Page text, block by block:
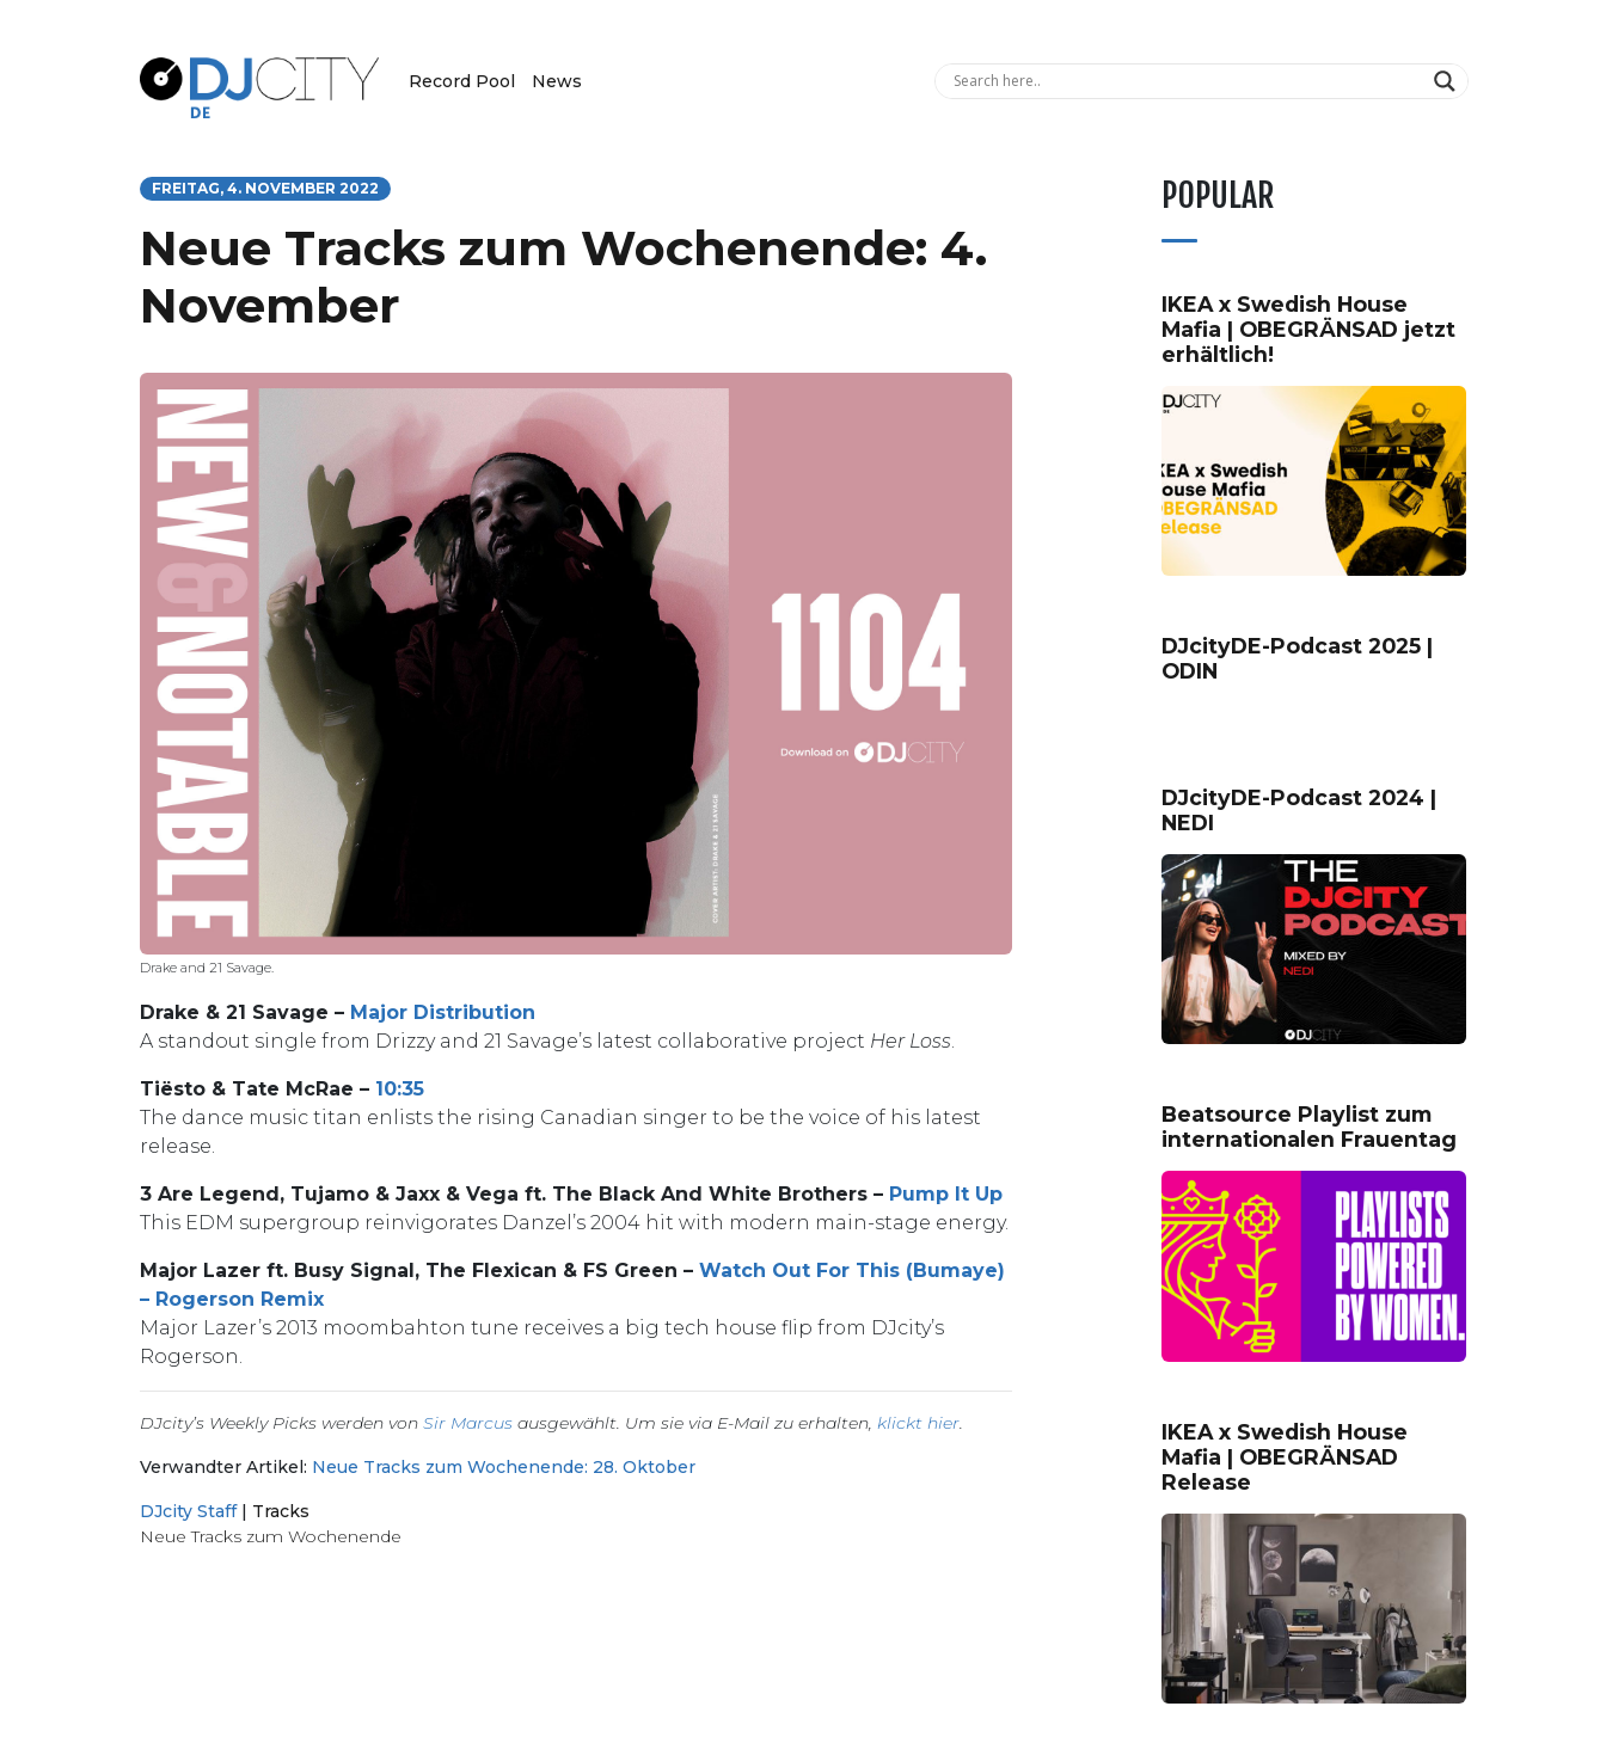
Record Pool News
FREITAG, 4. NOVEMBER 2022
Neue Tracks zum Wochenende: 4.
November
Drake and 21 Savage.
Drake & 21 Savage – Major Distribution
A standout single from Drizzy and 21 Savage’s latest collaborative project Her Loss
Tiësto & Tate McRae – 10:35
The dance music titan enlists the rising Canadian singer to be the voice of his latest
release.
3 Are Legend, Tujamo & Jaxx & Vega ft. The Black And White Brothers – Pump It Up
This EDM supergroup reinvigorates Danzel’s 2004 hit with modern main-stage energy.
Major Lazer ft. Busy Signal, The Flexican & FS Green – Watch Out For This (Bumaye)
– Rogerson Remix
Major Lazer’s 2013 moombahton tune receives a big tech house flip from DJcity’s
Rogerson.
DJcity’s Weekly Picks werden von Sir Marcus ausgewählt. Um sie via E-Mail zu erhalten, klickt hier.
Verwandter Artikel: Neue Tracks zum Wochenende: 28. Oktober
DJcity Staff | Tracks
Neue Tracks zum Wochenende
POPULAR
IKEA x Swedish House
Mafia | OBEGRÄNSAD jetzt
erhältlich!
DJcityDE-Podcast 2025 |
ODIN
DJcityDE-Podcast 2024 |
NEDI
Beatsource Playlist zum
internationalen Frauentag
IKEA x Swedish House
Mafia | OBEGRÄNSAD
Release